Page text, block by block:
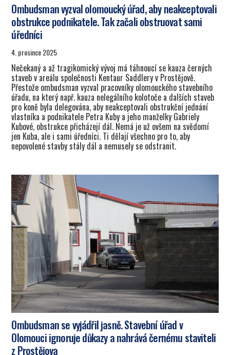
Ombudsman vyzval olomoucký úřad, aby neakceptovali
obstrukce podnikatele. Tak začali obstruovat sami
úředníci
4. prosince 2025
Nečekaný a až tragikomický vývoj má táhnoucí se kauza černých
staveb v areálu společnosti Kentaur Saddlery v Prostějově.
Přestože ombudsman vyzval pracovníky olomouckého stavebního
úřadu, na který např. kauza nelegálního kolotoče a dalších staveb
pro koně byla delegována, aby neakceptovali obstrukční jednání
vlastníka a podnikatele Petra Kuby a jeho manželky Gabriely
Kubové, obstrukce přicházejí dál. Nemá je už ovšem na svědomí
jen Kuba, ale i sami úředníci. Ti dělají všechno pro to, aby
nepovolené stavby stály dál a nemusely se odstranit.
Ombudsman se vyjádřil jasně. Stavební úřad v
Olomouci ignoruje důkazy a nahrává černému staviteli
z Prostějova